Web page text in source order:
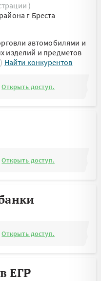
)
г Бреста
автомобилями и
изделий и предметов
Найти конкурентов
Открыть доступ.
Открыть доступ.
Открыть доступ.
ЕГР